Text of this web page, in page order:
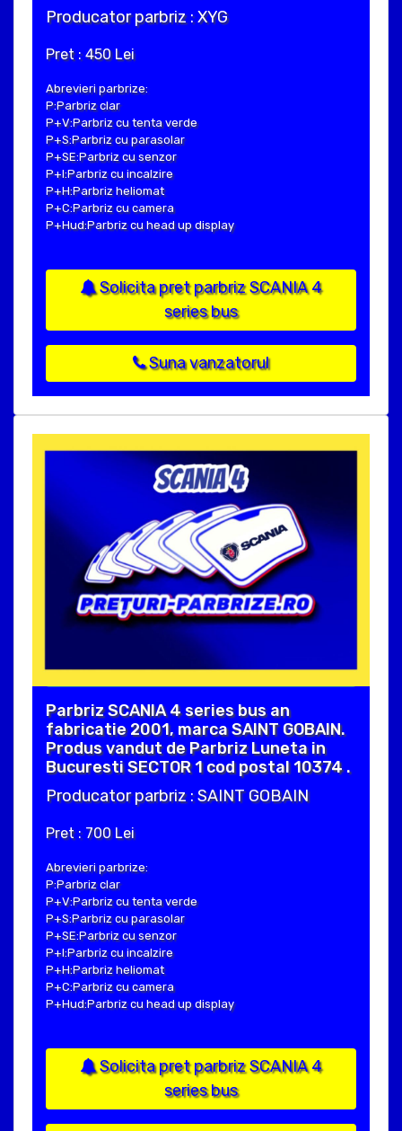
Producator parbriz : XYG
Pret : 450 Lei
Abrevieri parbrize:
P:Parbriz clar
P+V:Parbriz cu tenta verde
P+S:Parbriz cu parasolar
P+SE:Parbriz cu senzor
P+I:Parbriz cu incalzire
P+H:Parbriz heliomat
P+C:Parbriz cu camera
P+Hud:Parbriz cu head up display
Solicita pret parbriz SCANIA 4
series bus
Suna vanzatorul
Parbriz SCANIA 4 series bus an
fabricatie 2001, marca SAINT GOBAIN.
Produs vandut de Parbriz Luneta in
Bucuresti SECTOR 1 cod postal 10374 .
Producator parbriz : SAINT GOBAIN
Pret : 700 Lei
Abrevieri parbrize:
P:Parbriz clar
P+V:Parbriz cu tenta verde
P+S:Parbriz cu parasolar
P+SE:Parbriz cu senzor
P+I:Parbriz cu incalzire
P+H:Parbriz heliomat
P+C:Parbriz cu camera
P+Hud:Parbriz cu head up display
Solicita pret parbriz SCANIA 4
series bus